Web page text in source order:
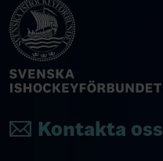
Kontakta oss